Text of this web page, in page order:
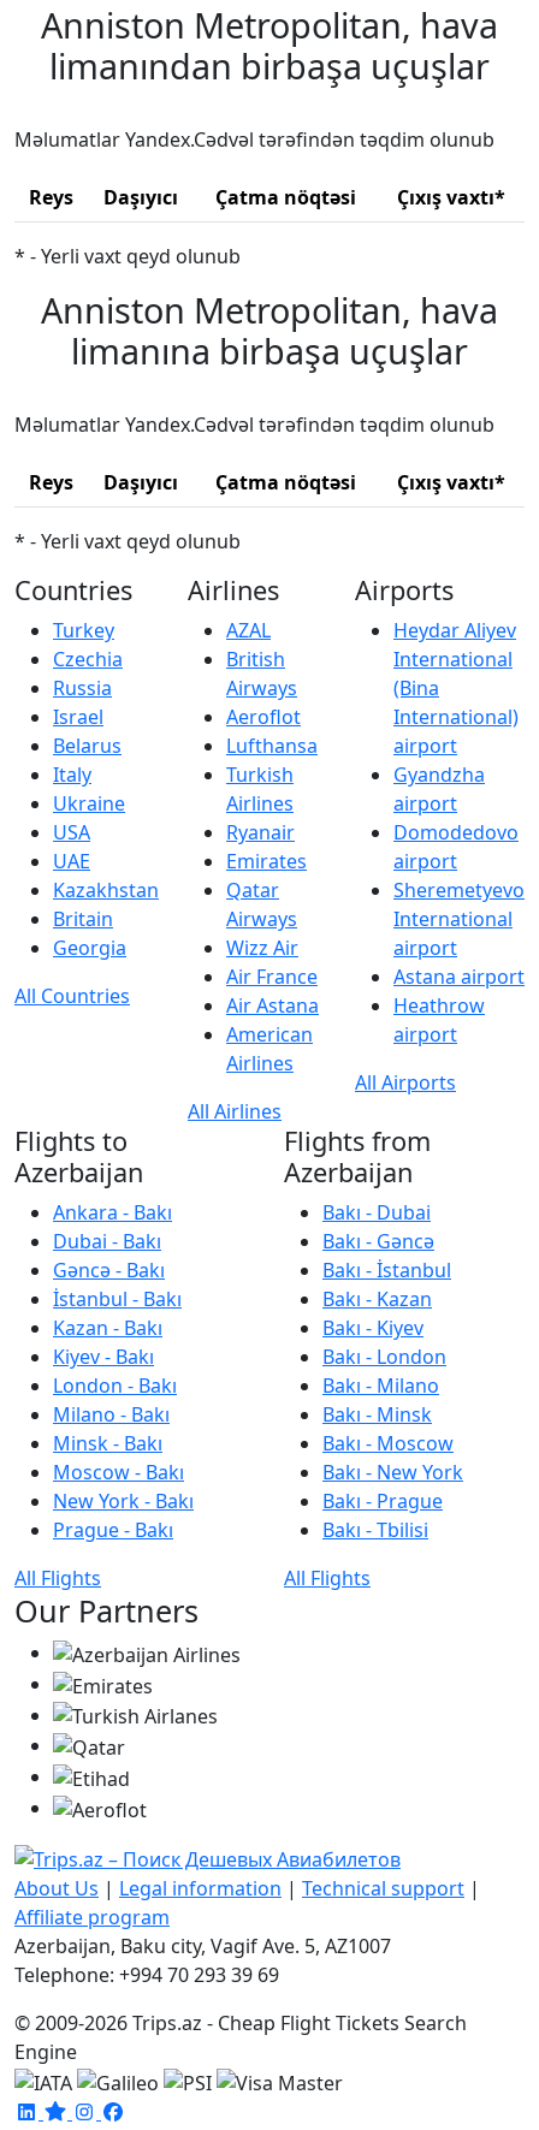
Anniston Metropolitan, hava
limanından birbaşa uçuşlar
Məlumatlar Yandex.Cədvəl tərəfindən təqdim olunub
Reys Daşıyıcı Çatma nöqtəsi Çıxış vaxtı*
* - Yerli vaxt qeyd olunub
Anniston Metropolitan, hava
limanına birbaşa uçuşlar
Məlumatlar Yandex.Cədvəl tərəfindən təqdim olunub
Reys Daşıyıcı Çatma nöqtəsi Çıxış vaxtı*
* - Yerli vaxt qeyd olunub
Countries
Turkey
Czechia
Russia
Israel
Belarus
Italy
Ukraine
USA
UAE
Kazakhstan
Britain
Georgia
All Countries
Airlines
AZAL
British
Airways
Aeroflot
Lufthansa
Turkish
Airlines
Ryanair
Emirates
Qatar
Airways
Wizz Air
Air France
Air Astana
American
Airlines
All Airlines
Airports
Heydar Aliyev
International
(Bina
International)
airport
Gyandzha
airport
Domodedovo
airport
Sheremetyevo
International
airport
Astana airport
Heathrow
airport
All Airports
Flights to
Azerbaijan
Ankara - Bakı
Dubai - Bakı
Gəncə - Bakı
İstanbul - Bakı
Kazan - Bakı
Kiyev - Bakı
London - Bakı
Milano - Bakı
Minsk - Bakı
Moscow - Bakı
New York - Bakı
Prague - Bakı
All Flights
Flights from
Azerbaijan
Bakı - Dubai
Bakı - Gəncə
Bakı - İstanbul
Bakı - Kazan
Bakı - Kiyev
Bakı - London
Bakı - Milano
Bakı - Minsk
Bakı - Moscow
Bakı - New York
Bakı - Prague
Bakı - Tbilisi
All Flights
Our Partners
About Us | Legal information | Technical support |
Affiliate program
Azerbaijan, Baku city, Vagif Ave. 5, AZ1007
Telephone: +994 70 293 39 69
© 2009-2026 Trips.az - Cheap Flight Tickets Search
Engine